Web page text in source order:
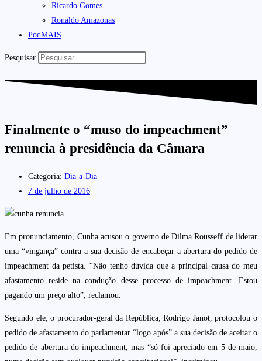
Ricardo Gomes
Ronaldo Amazonas
PodMAIS
Pesquisar
Finalmente o “muso do impeachment”
renuncia à presidência da Câmara
Categoria: Dia-a-Dia
7 de julho de 2016
Em pronunciamento, Cunha acusou o governo de Dilma Rousseff de liderar
uma “vingança” contra a sua decisão de encabeçar a abertura do pedido de
impeachment da petista. “Não tenho dúvida que a principal causa do meu
afastamento reside na condução desse processo de impeachment. Estou
pagando um preço alto”, reclamou.
Segundo ele, o procurador-geral da República, Rodrigo Janot, protocolou o
pedido de afastamento do parlamentar “logo após” a sua decisão de aceitar o
pedido de abertura do impeachment, mas “só foi apreciado em 5 de maio,